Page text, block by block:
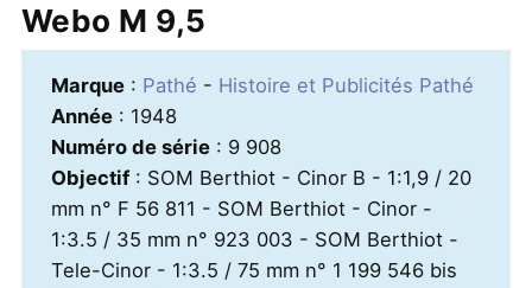
Webo M 9,5
Marque: Pathé - Histoire et Publicités Pathé
Année: 1948
Numéro de série: 9 908
Objectif: SOM Berthiot - Cinor B - 1:1,9 / 20
mm n° F 56 811 - SOM Berthiot - Cinor -
1:3.5 / 35 mm n° 923 003 - SOM Berthiot -
Tele-Cinor - 1:3.5 / 75 mm n° 1 199 546 bis